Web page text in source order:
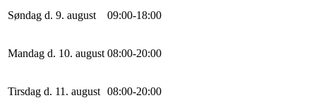
Søndag d. 9. august 09:00-18:00
Mandag d. 10. august 08:00-20:00
Tirsdag d. 11. august 08:00-20:00